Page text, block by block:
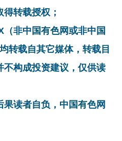
转载授权；
（非中国有色网或非中国
转载自其它媒体，转载目
不构成投资建议，仅供读
读者自负，中国有色网